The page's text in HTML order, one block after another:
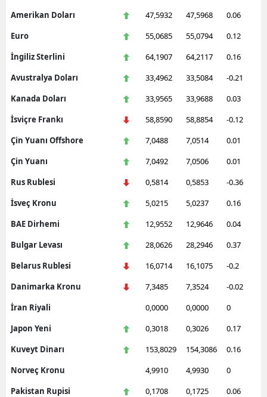
Amerikan Doları 47,5932 47,5968
0.06
Euro
55,0685 55,0794
0.12
İngiliz Sterlini
64,1907 64,2117
0.16
Avustralya Doları
33,4962 33,5084
-0.21
Kanada Doları
33,9565 33,9688
0.03
İsviçre Frankı
58,8590 58,8854
-0.12
Çin Yuanı Offshore
7,0488 7,0514
0.01
Çin Yuanı
7,0492 7,0506
0.01
Rus Rublesi
0,5814 0,5853
-0.36
İsveç Kronu
5,0215 5,0237
0.16
BAE Dirhemi
12,9552 12,9646
0.04
Bulgar Levası
28,0626 28,2946
0.37
Belarus Rublesi
16,0714 16,1075
-0.2
Danimarka Kronu
7,3485 7,3524
-0.02
İran Riyali
0,0000 0,0000
0
Japon Yeni
0,3018 0,3026
0.17
Kuveyt Dinarı
153,8029 154,3086
0.16
Norveç Kronu
4,9910 4,9930
0
Pakistan Rupisi
0,1708 0,1725
0.06